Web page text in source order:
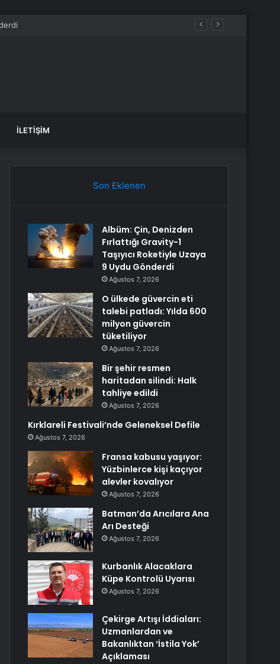
İLETIŞIM
Son Eklenen
Albüm: Çin, Denizden
Fırlattığı Gravity-1
Taşıyıcı Roketiyle Uzaya
9 Uydu Gönderdi
Ağustos 7, 2026
O ülkede güvercin eti
talebi patladı: Yılda 600
milyon güvercin
tüketiliyor
Ağustos 7, 2026
Bir şehir resmen
haritadan silindi: Halk
tahliye edildi
Ağustos 7, 2026
Kırklareli Festivali’nde Geleneksel Defile
Ağustos 7, 2026
Fransa kabusu yaşıyor:
Yüzbinlerce kişi kaçıyor
alevler kovalıyor
Ağustos 7, 2026
Batman’da Arıcılara Ana
Arı Desteği
Ağustos 7, 2026
Kurbanlık Alacaklara
Küpe Kontrolü Uyarısı
Ağustos 7, 2026
Çekirge Artışı İddiaları:
Uzmanlardan ve
Bakanlıktan ‘İstila Yok’
Açıklaması